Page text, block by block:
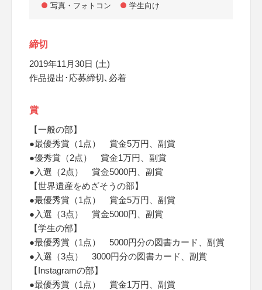
写真・フォトコン 学生向け
締切
2019年11月30日 (土)
作品提出･応募締切､必着
賞
【一般の部】
●最優秀賞（1点） 賞金5万円、副賞
●優秀賞（2点） 賞金1万円、副賞
●入選（2点） 賞金5000円、副賞
【世界遺産をめざそうの部】
●最優秀賞（1点） 賞金5万円、副賞
●入選（3点） 賞金5000円、副賞
【学生の部】
●最優秀賞（1点） 5000円分の図書カード、副賞
●入選（3点） 3000円分の図書カード、副賞
【Instagramの部】
●最優秀賞（1点） 賞金1万円、副賞